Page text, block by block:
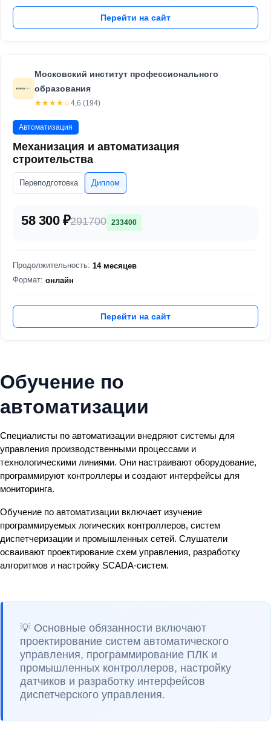
Перейти на сайт
Московский институт профессионального
образования
☆☆☆☆☆
★★★★★4,6 (194)
Автоматизация
Механизация и автоматизация
строительства
Переподготовка Диплом
58 300 ₽291700 233400
Продолжительность: 14 месяцев
Формат: онлайн
Перейти на сайт
Обучение по
автоматизации
Специалисты по автоматизации внедряют системы для
управления производственными процессами и
технологическими линиями. Они настраивают оборудование,
программируют контроллеры и создают интерфейсы для
мониторинга.
Обучение по автоматизации включает изучение
программируемых логических контроллеров, систем
диспетчеризации и промышленных сетей. Слушатели
осваивают проектирование схем управления, разработку
алгоритмов и настройку SCADA-систем.
💡 Основные обязанности включают
проектирование систем автоматического
управления, программирование ПЛК и
промышленных контроллеров, настройку
датчиков и разработку интерфейсов
диспетчерского управления.